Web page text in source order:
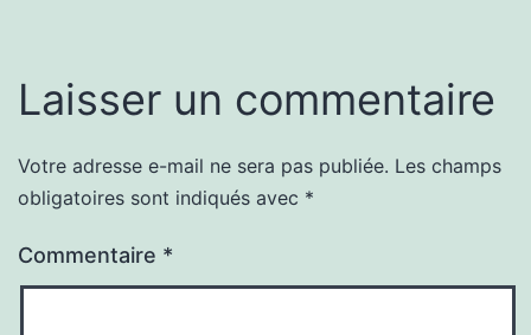
Laisser un commentaire
Votre adresse e-mail ne sera pas publiée. Les champs
obligatoires sont indiqués avec *
Commentaire *